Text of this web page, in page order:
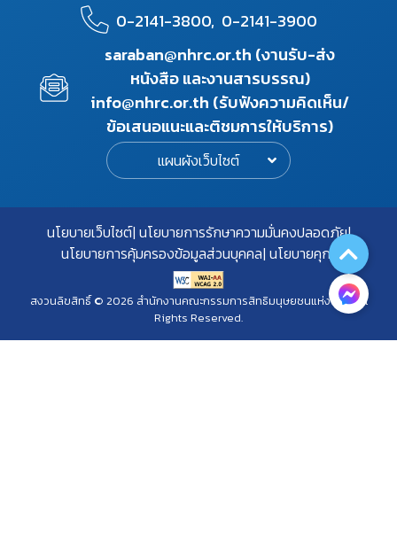
0-2141-3800, 0-2141-3900
saraban@nhrc.or.th (งานรับ-ส่ง
หนังสือ และงานสารบรรณ)
info@nhrc.or.th (รับฟังความคิดเห็น/
ข้อเสนอแนะและติชมการให้บริการ)
แผนผังเว็บไซต์
นโยบายเว็บไซต์ นโยบายการรักษาความมั่นคงปลอดภัย
นโยบายการคุ้มครองข้อมูลส่วนบุคคล นโยบายคุกกี้
สงวนลิขสิทธิ์ © 2026 สำนักงานคณะกรรมการสิทธิมนุษยชนแห่งชาติ. All
Rights Reserved.